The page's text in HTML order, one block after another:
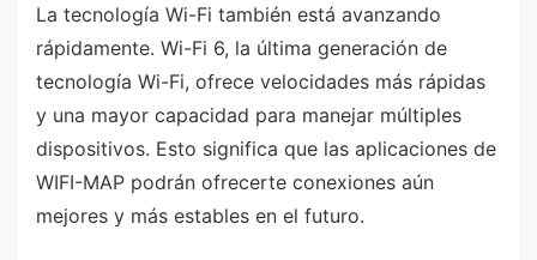
La tecnología Wi-Fi también está avanzando
rápidamente. Wi-Fi 6, la última generación de
tecnología Wi-Fi, ofrece velocidades más rápidas
y una mayor capacidad para manejar múltiples
dispositivos. Esto significa que las aplicaciones de
WIFI-MAP podrán ofrecerte conexiones aún
mejores y más estables en el futuro.